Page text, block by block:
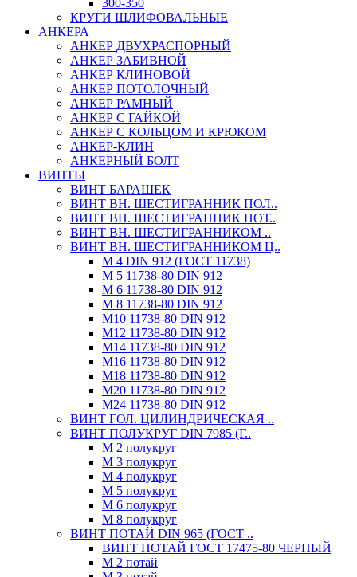
300-350
КРУГИ ШЛИФОВАЛЬНЫЕ
АНКЕРА
АНКЕР ДВУХРАСПОРНЫЙ
АНКЕР ЗАБИВНОЙ
АНКЕР КЛИНОВОЙ
АНКЕР ПОТОЛОЧНЫЙ
АНКЕР РАМНЫЙ
АНКЕР С ГАЙКОЙ
АНКЕР С КОЛЬЦОМ И КРЮКОМ
АНКЕР-КЛИН
АНКЕРНЫЙ БОЛТ
ВИНТЫ
ВИНТ БАРАШЕК
ВИНТ ВН. ШЕСТИГРАННИК ПОЛ..
ВИНТ ВН. ШЕСТИГРАННИК ПОТ..
ВИНТ ВН. ШЕСТИГРАННИКОМ ..
ВИНТ ВН. ШЕСТИГРАННИКОМ Ц..
М 4 DIN 912 (ГОСТ 11738)
М 5 11738-80 DIN 912
М 6 11738-80 DIN 912
М 8 11738-80 DIN 912
М10 11738-80 DIN 912
М12 11738-80 DIN 912
М14 11738-80 DIN 912
М16 11738-80 DIN 912
М18 11738-80 DIN 912
М20 11738-80 DIN 912
М24 11738-80 DIN 912
ВИНТ ГОЛ. ЦИЛИНДРИЧЕСКАЯ ..
ВИНТ ПОЛУКРУГ DIN 7985 (Г..
М 2 полукруг
М 3 полукруг
М 4 полукруг
М 5 полукруг
М 6 полукруг
М 8 полукруг
ВИНТ ПОТАЙ DIN 965 (ГОСТ ..
ВИНТ ПОТАЙ ГОСТ 17475-80 ЧЕРНЫЙ
М 2 потай